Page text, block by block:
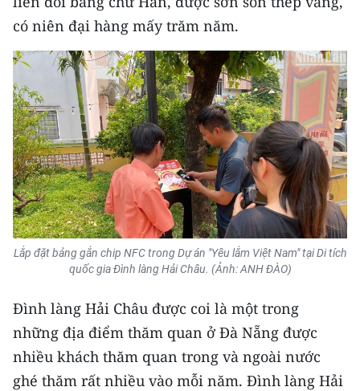
có niên đại hàng mấy trăm năm.
Lắp đặt bảng gắn chip NFC trong Dự án "Yêu lắm Việt Nam" tại Di tích
quốc gia Đình làng Hải Châu. (Ảnh: ANH ĐÀO)
Đình làng Hải Châu được coi là một trong
những địa điểm thăm quan ở Đà Nẵng được
nhiều khách thăm quan trong và ngoài nước
ghé thăm rất nhiều vào mỗi năm. Đình làng Hải